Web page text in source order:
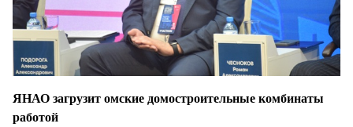
ЯНАО загрузит омские домостроительные комбинаты
работой